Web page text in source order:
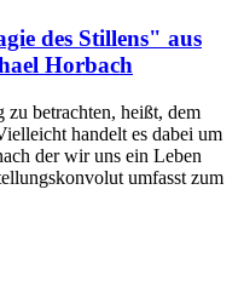
des Stillens" aus
Horbach
betrachten, heißt, dem
handelt es dabei um
der wir uns ein Leben
umfasst zum